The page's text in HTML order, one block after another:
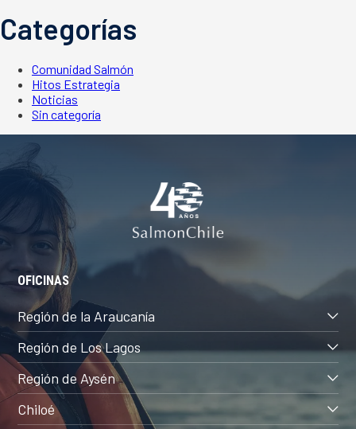
Categorías
Comunidad Salmón
Hitos Estrategia
Noticias
Sin categoría
OFICINAS
Región de la Araucanía
Región de Los Lagos
Región de Aysén
Chiloé